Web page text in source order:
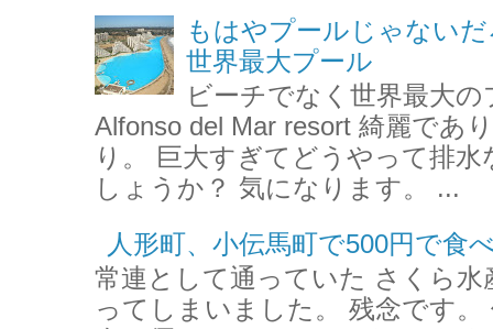
もはやプールじゃない
世界最大プール
ビーチでなく世界最大
Alfonso del Mar resort 綺麗であ
り。 巨大すぎてどうやって排
しょうか？ 気になります。 ...
人形町、小伝馬町で500円で食
常連として通っていた さくら
ってしまいました。 残念です